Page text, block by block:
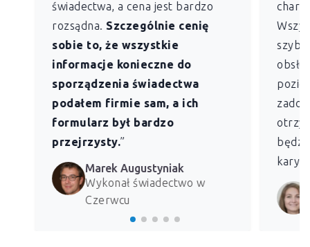
świadectwa, a cena jest bardzo
rozsądna. Szczególnie cenię
sobie to, że wszystkie
informacje konieczne do
sporządzenia świadectwa
podałem firmie sam, a ich
formularz był bardzo
przejrzysty.”
Marek Augustyniak
Wykonał świadectwo w
Czerwcu
kary